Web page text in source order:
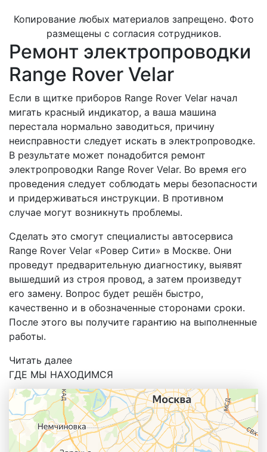
Копирование любых материалов запрещено. Фото
размещены с согласия сотрудников.
Ремонт электропроводки
Range Rover Velar
Если в щитке приборов Range Rover Velar начал
мигать красный индикатор, а ваша машина
перестала нормально заводиться, причину
неисправности следует искать в электропроводке.
В результате может понадобится ремонт
электропроводки Range Rover Velar. Во время его
проведения следует соблюдать меры безопасности
и придерживаться инструкции. В противном
случае могут возникнуть проблемы.
Сделать это смогут специалисты автосервиса
Range Rover Velar «Ровер Сити» в Москве. Они
проведут предварительную диагностику, выявят
вышедший из строя провод, а затем произведут
его замену. Вопрос будет решён быстро,
качественно и в обозначенные сторонами сроки.
После этого вы получите гарантию на выполненные
работы.
Читать далее
ГДЕ МЫ НАХОДИМСЯ